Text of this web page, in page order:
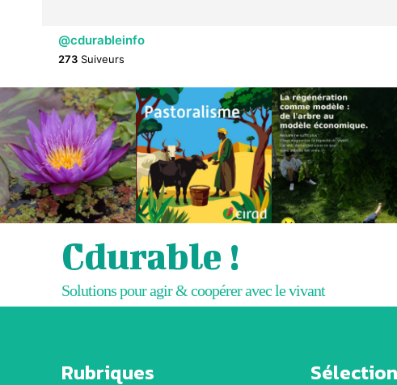
@cdurableinfo
273 Suiveurs
Cdurable !
Solutions pour agir & coopérer avec le vivant
Rubriques